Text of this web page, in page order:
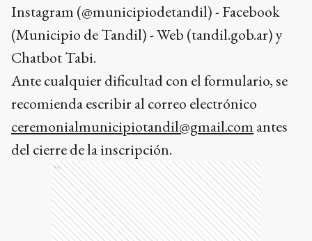
Instagram (@municipiodetandil) - Facebook
(Municipio de Tandil) - Web (tandil.gob.ar) y
Chatbot Tabi.
Ante cualquier dificultad con el formulario, se
recomienda escribir al correo electrónico
ceremonialmunicipiotandil@gmail.com antes
del cierre de la inscripción.
Ads